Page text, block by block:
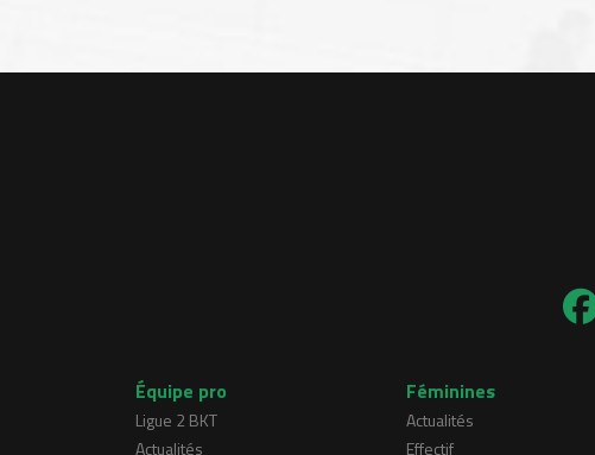
Équipe pro
Ligue 2 BKT
Actualités
Féminines
Actualités
Effectif